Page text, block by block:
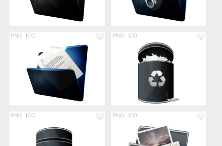
PNG ICO PNG ICO
PNG ICO PNG ICO